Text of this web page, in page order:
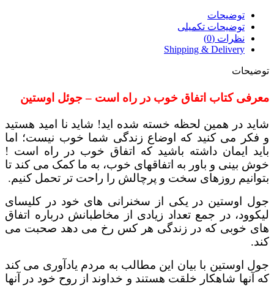
توضیحات
توضیحات تکمیلی
نظرات (0)
Shipping & Delivery
توضیحات
معرفی کتاب اتفاق خوب در راه است – جوئل اوستین
شاید در همین لحظه خسته شده اید! شاید نا امید هستید
و فکر می کنید که اوضاع زندگی شما خوب نیست؛ اما
باید ایمان داشته باشید که اتفاق خوب در راه است !
خوش بینی و باور به اتفاقهای خوب، به ما کمک می کند تا
بتوانیم روزهای سخت و پرچالش را راحت تر تحمل کنیم.
جول اوستین در یکی از سخنرانی های خود در کلیسای
لیکوود، در جمع تعداد زیادی از مخاطبانش درباره اتفاق
های خوبی که در زندگی هر کس رخ می دهد صحبت می
کند.
جول اوستین با بیان این مطالب به مردم یادآوری می کند
که آنها شاهکار خلقت هستند و خداوند از روح خود در آنها